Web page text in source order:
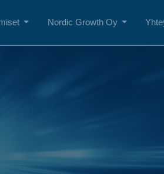
Nordic Growth Oy